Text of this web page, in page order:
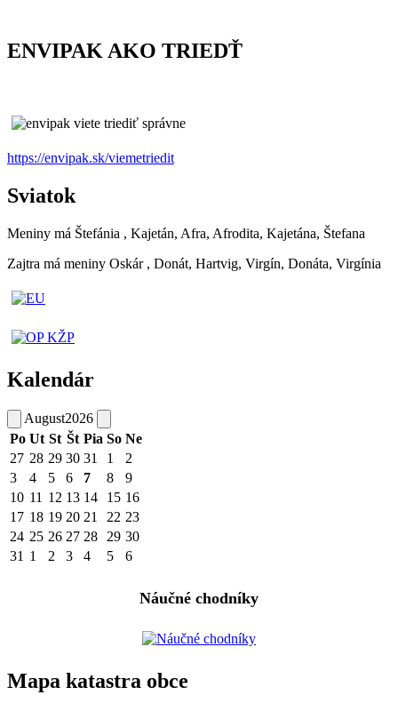
ENVIPAK AKO TRIEDŤ
https://envipak.sk/viemetriedit
Sviatok
Meniny má Štefánia , Kajetán, Afra, Afrodita, Kajetána, Štefana
Zajtra má meniny Oskár , Donát, Hartvig, Virgín, Donáta, Virgínia
Kalendár
August2026
Po Ut St Št Pia So Ne
27 28 29 30 31 1
2
3
4 5 6 7 8
9
10 11 12 13 14 15 16
17 18 19 20 21 22 23
24 25 26 27 28 29 30
31 1 2 3 4 5 6
Náučné chodníky
Mapa katastra obce